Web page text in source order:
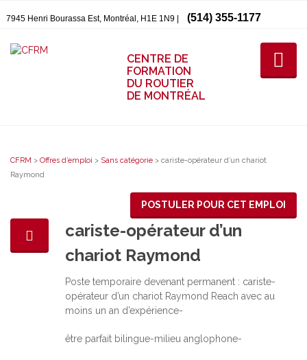
7945 Henri Bourassa Est, Montréal, H1E 1N9 | (514) 355-1177
CENTRE DE
FORMATION
DU ROUTIER
DE MONTRÉAL
CFRM > Offres d’emploi > Sans catégorie > cariste-opérateur d’un chariot
Raymond
POSTULER POUR CET EMPLOI
cariste-opérateur d’un
chariot Raymond
Poste temporaire devenant permanent : cariste-
opérateur d’un chariot Raymond Reach avec au
moins un an d’expérience-
être parfait bilingue-milieu anglophone-